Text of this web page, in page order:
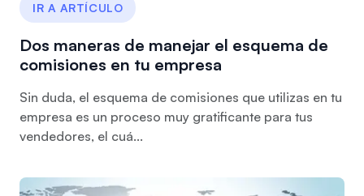
IR A ARTÍCULO
Dos maneras de manejar el esquema de
comisiones en tu empresa
Sin duda, el esquema de comisiones que utilizas en tu
empresa es un proceso muy gratificante para tus
vendedores, el cuá...